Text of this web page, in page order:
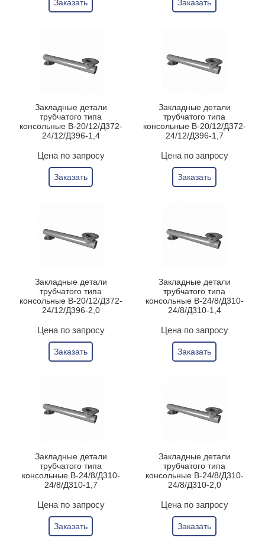
Заказать Заказать
Закладные детали
трубчатого типа
консольные В-20/12/Д372-
24/12/Д396-1,4
Цена по запросу
Заказать
Закладные детали
трубчатого типа
консольные В-20/12/Д372-
24/12/Д396-1,7
Цена по запросу
Заказать
Закладные детали
трубчатого типа
консольные В-20/12/Д372-
24/12/Д396-2,0
Цена по запросу
Заказать
Закладные детали
трубчатого типа
консольные В-24/8/Д310-
24/8/Д310-1,4
Цена по запросу
Заказать
Закладные детали
трубчатого типа
консольные В-24/8/Д310-
24/8/Д310-1,7
Цена по запросу
Заказать
Закладные детали
трубчатого типа
консольные В-24/8/Д310-
24/8/Д310-2,0
Цена по запросу
Заказать